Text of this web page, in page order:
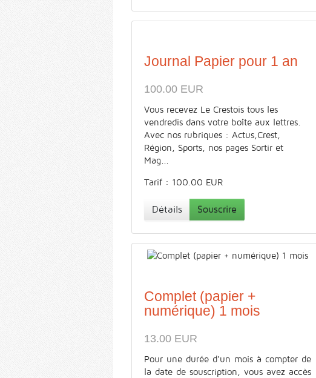
Journal Papier pour 1 an
100.00 EUR
Vous recevez Le Crestois tous les
vendredis dans votre boîte aux lettres.
Avec nos rubriques : Actus,Crest,
Région, Sports, nos pages Sortir et
Mag...
Tarif : 100.00 EUR
Détails Souscrire
Complet (papier +
numérique) 1 mois
13.00 EUR
Pour une durée d'un mois à compter de
la date de souscription, vous avez accès